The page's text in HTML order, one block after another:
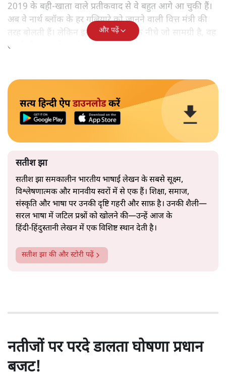
2019 के बही‑खाता वाले प्रतीकवाद से वे बहुत आगे आ चुकी हैं।
अब वे नार्थ ब्लॉक के हर गलियारे को जानने वाली वित्त मंत्री की
तरह बोलती हैं। लेकिन इस आत्मविश्वास के नीचे जो सामग्री है, वह
उतनी ही अनुमानित और दोहराव भरी।
और पढ़ें
सत्य हिन्दी ऐपडाउनलोडकरें
सतीश झा
सतीश झा समकालीन भारतीय भाषाई लेखन के सबसे सूक्ष्म,
विश्लेषणात्मक और मानवीय स्वरों में से एक हैं। शिक्षा, समाज,
संस्कृति और भाषा पर उनकी दृष्टि गहरी और साफ़ है। उनकी शैली—
सरल भाषा में जटिल प्रश्नों को खोलने की—उन्हें आज के
हिंदी‑हिंदुस्तानी लेखन में एक विशिष्ट स्थान देती है।
सतीश झा की और स्टोरी पढ़ें
नतीजों पर परदे डालता घोषणा प्रधान
बजट!